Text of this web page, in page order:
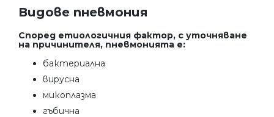
Видове пневмония
Според етиологичния фактор, с уточняване
на причинителя, пневмонията е:
бактериална
вирусна
микоплазма
гъбична